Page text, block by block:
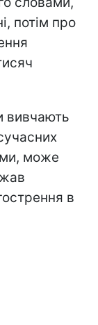
потім про
вивчають
може
в